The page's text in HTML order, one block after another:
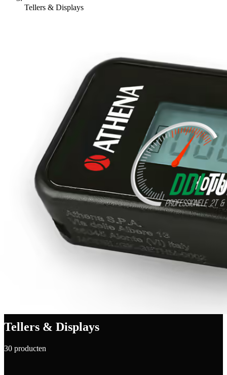
Tellers & Displays
Tellers & Displays
30 producten